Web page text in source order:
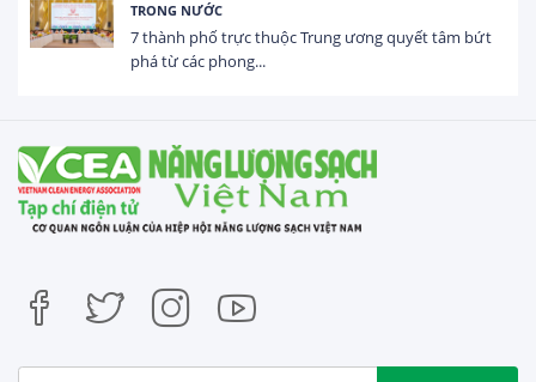
TRONG NƯỚC
7 thành phố trực thuộc Trung ương quyết tâm bứt
phá từ các phong...